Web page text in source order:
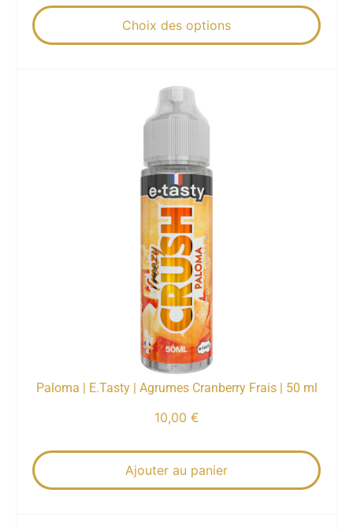
Choix des options
Paloma | E.Tasty | Agrumes Cranberry Frais | 50 ml
10,00 €
Ajouter au panier